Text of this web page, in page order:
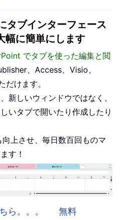
タブインターフェース
幅に簡単にします
でタブを使った編集と閲
、Access、Visio、
けます。
新しいウィンドウではなく、
いタブで開いたり作成したり
上させ、毎日数百回ものマ
す！
ら。。。
無料